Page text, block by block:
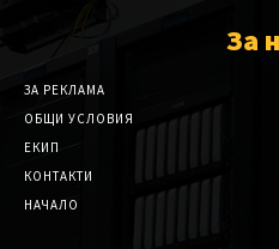
За
ЗА РЕКЛАМА
ОБЩИ УСЛОВИЯ
ЕКИП
КОНТАКТИ
НАЧАЛО